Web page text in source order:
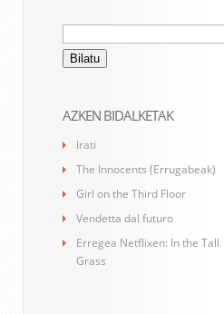
Bilatu:
AZKEN BIDALKETAK
Irati
The Innocents (Errugabeak)
Girl on the Third Floor
Vendetta dal futuro
Erregea Netflixen: In the Tall
Grass